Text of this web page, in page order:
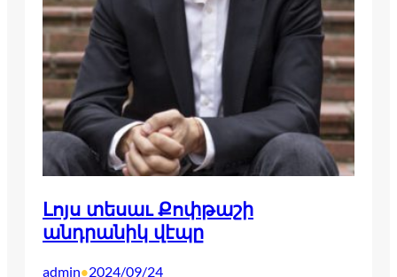
Լոյս տեսաւ Քոփթաշի
անդրանիկ վէպը
admin•2024/09/24